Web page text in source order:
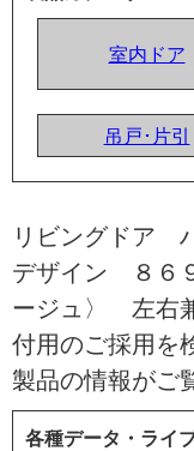
室内ドア
吊戸･片引
リビングドア
デザイン ８６
ージュ〉 左右
付用のご採用を
製品の情報がご
各種データ・ライ